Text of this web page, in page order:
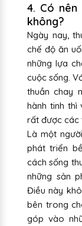
4. Có nên
không?
Ngày nay,
chế độ ăn
những lựa
cuộc sống.
thuần chay
hành tinh
rất được các
Là một
phát triển
cách sống
những sản
Điều này
bên trong
góp vào